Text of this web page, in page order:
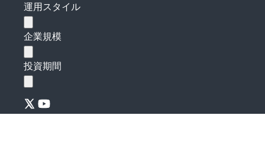
運用スタイル
企業規模
投資期間